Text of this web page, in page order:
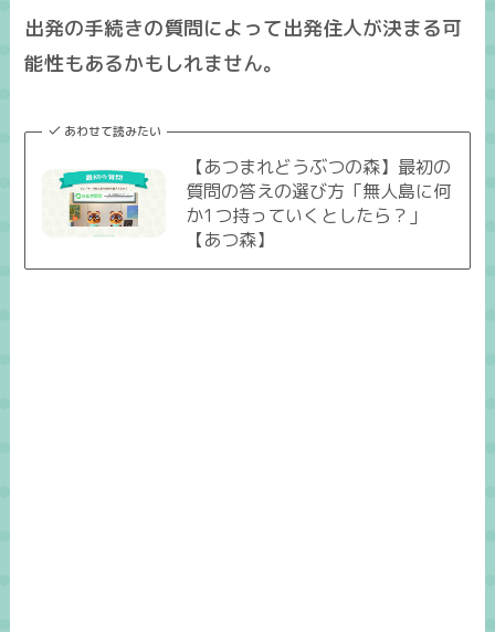
出発の手続きの質問によって出発住人が決まる可
能性もあるかもしれません。
あわせて読みたい
【あつまれどうぶつの森】最初の
質問の答えの選び方「無人島に何
か1つ持っていくとしたら？」
【あつ森】